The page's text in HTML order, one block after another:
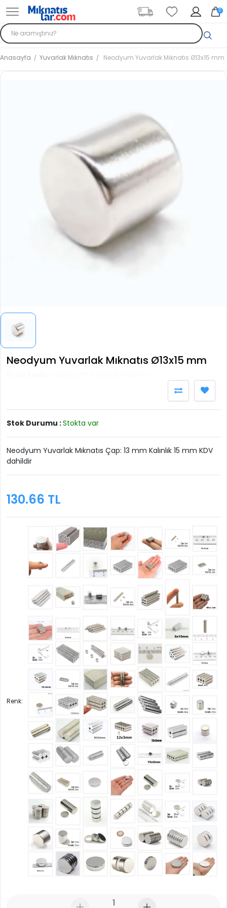
0
Anasayfa Yuvarlak Mıknatıs Neodyum Yuvarlak Mıknatıs Ø13x15 mm
Neodyum Yuvarlak Mıknatıs Ø13x15 mm
Stok Durumu :Stokta var
Neodyum Yuvarlak Mıknatıs Çap: 13 mm Kalınlık 15 mm KDV
dahildir
130.66 TL
Renk: